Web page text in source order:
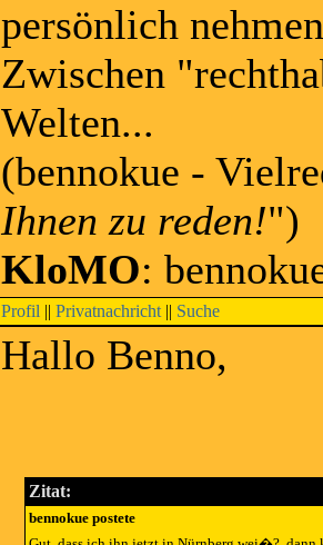
persönlich
Zwischen
Welten...
(bennokue -
Ihnen zu reden!")
KloMO:
Profil || Privatnachricht || Suche
Hallo Benno,
Zitat:
bennokue postete